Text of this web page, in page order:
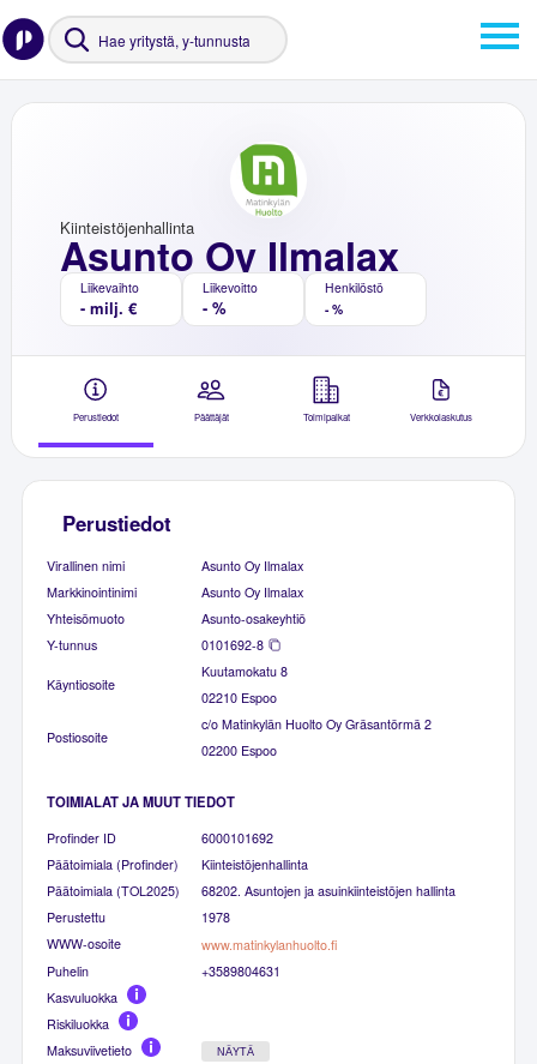
Asunto Oy Ilmalax
Kiinteistöjenhallinta
Liikevaihto
- milj. €
Liikevoitto
- %
Henkilöstö
- %
Perustiedot Päättäjät Toimipaikat Verkkolaskutus
Perustiedot
Virallinen nimi
Asunto Oy Ilmalax
Markkinointinimi
Asunto Oy Ilmalax
Yhteisömuoto
Asunto-osakeyhtiö
Y-tunnus
0101692-8
Käyntiosoite
Kuutamokatu 8
02210 Espoo
Postiosoite
c/o Matinkylän Huolto Oy Gräsantörmä 2
02200 Espoo
TOIMIALAT JA MUUT TIEDOT
Profinder ID
6000101692
Päätoimiala (Profinder)
Kiinteistöjenhallinta
Päätoimiala (TOL2025)
68202. Asuntojen ja asuinkiinteistöjen hallinta
Perustettu
1978
WWW-osoite
www.matinkylanhuolto.fi
Puhelin
+3589804631
Kasvuluokka
Riskiluokka
Maksuviivetieto
NÄYTÄ